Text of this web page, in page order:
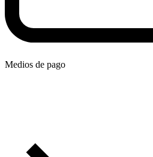
Medios de pago